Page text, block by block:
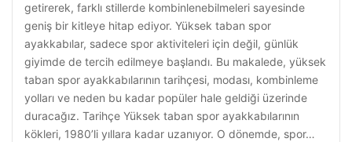
getirerek, farklı stillerde kombinlenebilmeleri sayesinde
geniş bir kitleye hitap ediyor. Yüksek taban spor
ayakkabılar, sadece spor aktiviteleri için değil, günlük
giyimde de tercih edilmeye başlandı. Bu makalede, yüksek
taban spor ayakkabılarının tarihçesi, modası, kombinleme
yolları ve neden bu kadar popüler hale geldiği üzerinde
duracağız. Tarihçe Yüksek taban spor ayakkabılarının
kökleri, 1980’li yıllara kadar uzanıyor. O dönemde, spor…